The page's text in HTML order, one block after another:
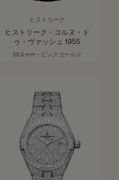
ヒストリーク
ヒストリーク・コルヌ・ド
ゥ・ヴァッシュ 1955
38.5 mm - ピンクゴールド